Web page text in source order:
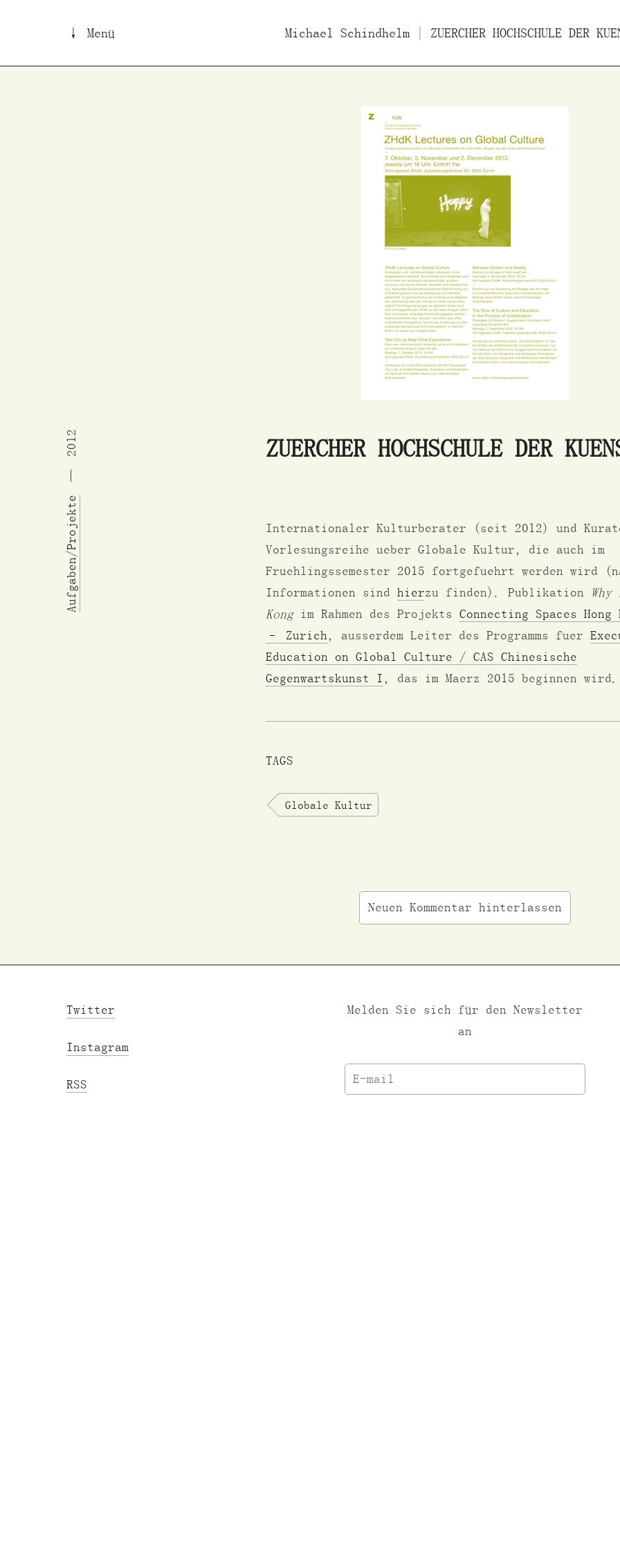
↓ Menü Michael Schindhelm | ZUERCHER HOCHSCHULE DER
Bücher Filme Essays/Interviews
Aufgaben/Projekte
2012 ZUERCHER HOCHSCHULE DER
Internationaler Kulturberater (seit 2012) und
Vorlesungsreihe ueber Globale Kultur, die auch im
Fruehlingssemester 2015 fortgefuehrt werden wird
Informationen sind hierzu finden). Publikation
Why
Kongim Rahmen des Projekts Connecting Spaces Hong
– Zurich , ausserdem Leiter des Programms fuer
Education on Global Culture / CAS Chinesische
Gegenwartskunst I , das im Maerz 2015 beginnen wird.
TAGS
Globale Kultur
Neuen Kommentar hinterlassen
Twitter
Instagram
RSS
Melden Sie sich für den Newsletter
an